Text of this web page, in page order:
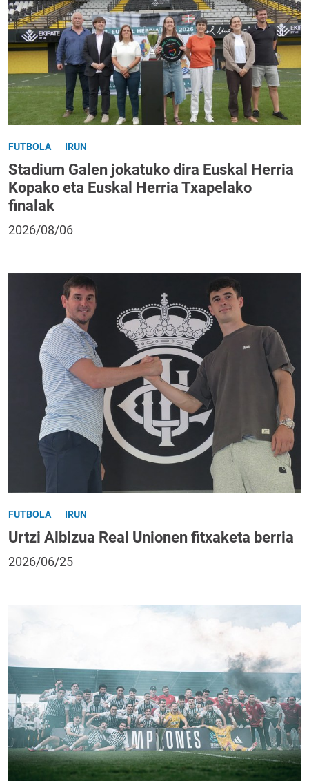
FUTBOLA IRUN
Stadium Galen jokatuko dira Euskal Herria
Kopako eta Euskal Herria Txapelako
finalak
2026/08/06
FUTBOLA IRUN
Urtzi Albizua Real Unionen fitxaketa berria
2026/06/25